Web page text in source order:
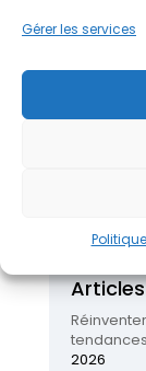
Gérer les services
maisonTout
thermique
2026